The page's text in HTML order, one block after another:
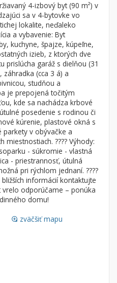
Dom
Vila
Chalupa
4-izbový byt (90 m²) v
sa v 4-bytovke vo
lokalite, neďaleko
a vybavenie: Byt
kuchyne, špajze, kúpeľne,
izieb, z ktorých dve
prislúcha garáž s dielňou (31
záhradka (cca 3 á) a
studňou a
je prepojená točitým
kde sa nachádza krbové
posedenie s rodinou či
kúrenie, plastové okná s
v obývačke a
miestnostiach. ???? Výhody:
- súkromie - vlastná
- priestrannosť, útulná
pri rýchlom jednaní. ????
informácií kontaktujte
vrelo odporúčame – ponúka
domu!
loupe zväčšiť mapu